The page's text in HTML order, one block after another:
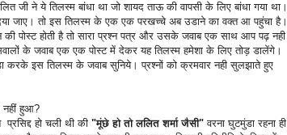
जी ने ये तिलस्म बांधा था जो शायद ताऊ की वापसी के लिए बांधा गया था।
जाए। तो इस तिलस्म के एक एक परखच्चे अब उडाने का वक्त आ पहुंचा है।
पोस्ट होती है तो सारा प्रश्न पत्र और उसके जवाब एक साथ आप पढ़ नही
के जवाब एक एक पोस्ट में देकर यह तिलस्म हमेशा के लिए तोड़ डालेंगे।
इस तिलस्म के जवाब सुनिये। प्रश्नों को क्रमवार नही सुलझाते हुए
नहीं हुआ?
हो चली थी की "मूंछे हो तो ललित शर्मा जैसी" वरना घुटमुंडा रहना ही